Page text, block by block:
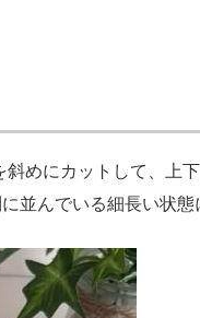
めにカットして、上
並んでいる細長い状態